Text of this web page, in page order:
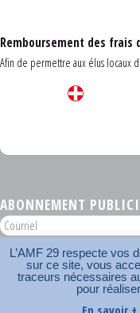
Remboursement des frais
Afin de permettre aux élus locaux
ABONNEMENT
AMF 29 © 2026
Plan du site Nos coordonnées
Carrefour des communes
AMF
L’AMF 29 respecte vos
sur ce site, vous
traceurs nécessaires
pour
En savoir +